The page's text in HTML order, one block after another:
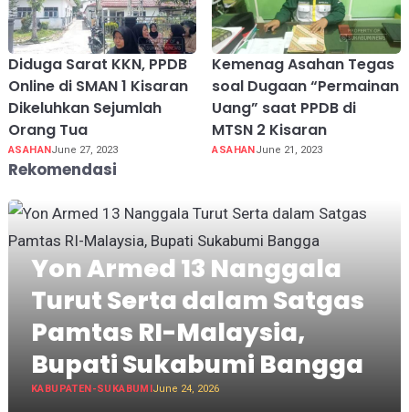
Diduga Sarat KKN, PPDB
Online di SMAN 1 Kisaran
Dikeluhkan Sejumlah
Orang Tua
ASAHANJune 27, 2023
Kemenag Asahan Tegas
soal Dugaan “Permainan
Uang” saat PPDB di
MTSN 2 Kisaran
ASAHANJune 21, 2023
Rekomendasi
Yon Armed 13 Nanggala
Turut Serta dalam Satgas
Pamtas RI-Malaysia,
Bupati Sukabumi Bangga
KABUPATEN-SUKABUMIJune 24, 2026